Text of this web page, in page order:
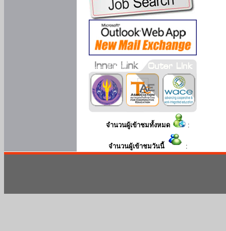
จำนวนผู้เข้าชมทั้งหมด :
จำนวนผู้เข้าชมวันนี้ :